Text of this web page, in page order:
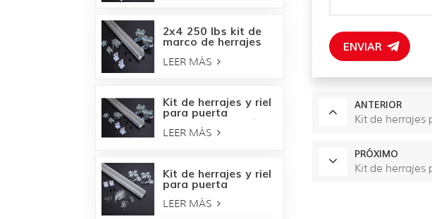
2x4 250 lbs kit de
marco de herrajes
empotradas
LEER MÁS
Kit de herrajes y riel
para puerta
empotrada de 250
LBS
LEER MÁS
Kit de herrajes y riel
para puerta
empotrada de 150
LBS
LEER MÁS
ENVIAR
ANTERIOR
Kit de herrajes
PRÓXIMO
Kit de herrajes